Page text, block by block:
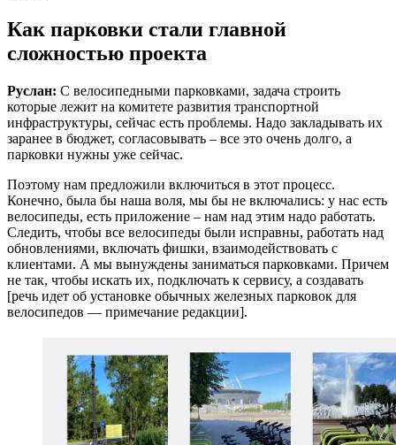
Как парковки стали главной
сложностью проекта
Руслан: С велосипедными парковками, задача строить
которые лежит на комитете развития транспортной
инфраструктуры, сейчас есть проблемы. Надо закладывать их
заранее в бюджет, согласовывать – все это очень долго, а
парковки нужны уже сейчас.
Поэтому нам предложили включиться в этот процесс.
Конечно, была бы наша воля, мы бы не включались: у нас есть
велосипеды, есть приложение – нам над этим надо работать.
Следить, чтобы все велосипеды были исправны, работать над
обновлениями, включать фишки, взаимодействовать с
клиентами. А мы вынуждены заниматься парковками. Причем
не так, чтобы искать их, подключать к сервису, а создавать
[речь идет об установке обычных железных парковок для
велосипедов — примечание редакции].